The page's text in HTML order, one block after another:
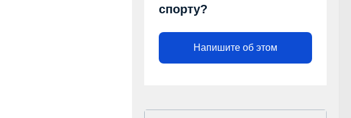
спорту?
Напишите об этом